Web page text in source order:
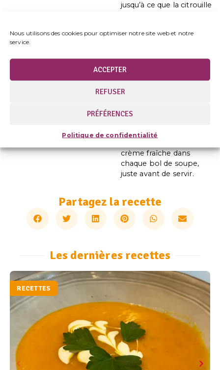
Nous utilisons des cookies pour optimiser notre site web et notre
service.
ACCEPTER
REFUSER
PRÉFÉRENCES
Politique de confidentialité
jusqu’à ce que la citrouille
Retirez ensuite la
soupe jusqu’à obtenir
puis assaisonnez à votre
et le poivre.
Pour finir, vous pouvez
crème fraîche dans
chaque bol de soupe,
juste avant de servir.
Partagez la recette
Les dernières recettes
RECETTES